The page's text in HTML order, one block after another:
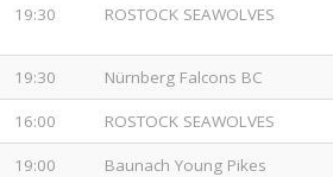
19:30 ROSTOCK SEAWOLVES
19:30 Nürnberg Falcons BC
16:00 ROSTOCK SEAWOLVES
19:00 Baunach Young Pikes